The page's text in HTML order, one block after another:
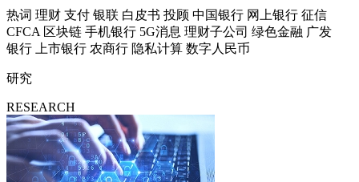
热词 理财 支付 银联 白皮书 投顾 中国银行 网上银行 征信
CFCA 区块链 手机银行 5G消息 理财子公司 绿色金融 广发
银行
上市银行 农商行 隐私计算 数字人民币
研究
RESEARCH